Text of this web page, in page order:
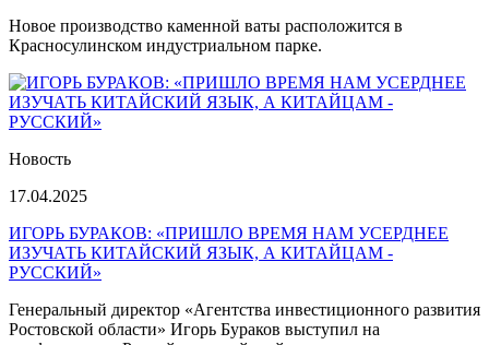
Новое производство каменной ваты расположится в
Красносулинском индустриальном парке.
Новость
17.04.2025
ИГОРЬ БУРАКОВ: «ПРИШЛО ВРЕМЯ НАМ УСЕРДНЕЕ
ИЗУЧАТЬ КИТАЙСКИЙ ЯЗЫК, А КИТАЙЦАМ -
РУССКИЙ»
Генеральный директор «Агентства инвестиционного развития
Ростовской области» Игорь Бураков выступил на